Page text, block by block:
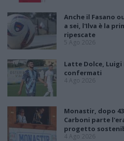
Anche il Fasano
a sei, l'Ilva è la
ripescate
5 Ago 2026
Latte Dolce,
confermati
4 Ago 2026
Monastir, dopo
Carboni parte
progetto
4 Ago 2026